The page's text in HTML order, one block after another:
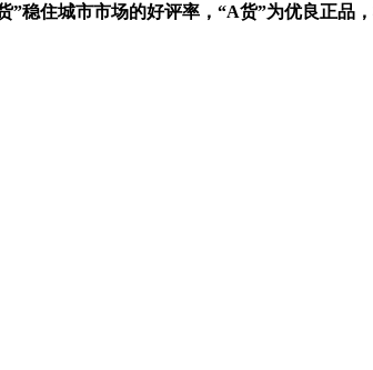
住城市市场的好评率，“A货”为优良正品